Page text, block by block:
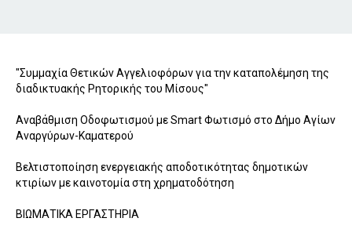
"Συμμαχία Θετικών Αγγελιοφόρων για την καταπολέμηση της
διαδικτυακής Ρητορικής του Μίσους"
Αναβάθμιση Οδοφωτισμού με Smart Φωτισμό στο Δήμο Αγίων
Αναργύρων-Καματερού
Βελτιστοποίηση ενεργειακής αποδοτικότητας δημοτικών
κτιρίων με καινοτομία στη χρηματοδότηση
ΒΙΩΜΑΤΙΚΑ ΕΡΓΑΣΤΗΡΙΑ